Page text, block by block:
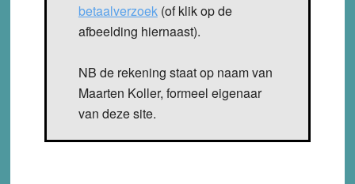
betaalverzoek(of klik op de
afbeelding hiernaast).
NB de rekening staat op naam van
Maarten Koller, formeel eigenaar
van deze site.